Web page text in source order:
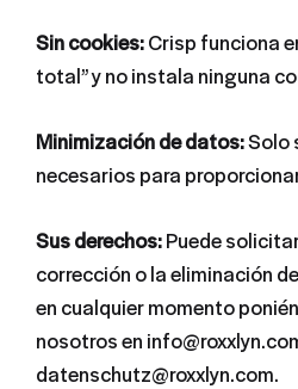
Sin cookies:Crisp funciona
total” y no instala ninguna
Minimización de datos:Solo
necesarios para
Sus derechos:Puede
corrección o la eliminación
en cualquier momento
nosotros en
datenschutz@roxxlyn.com.